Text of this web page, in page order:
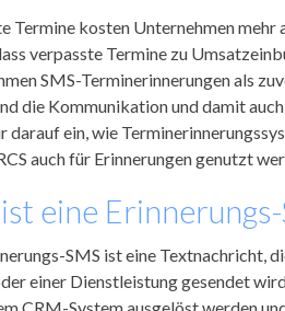
Termine kosten Unternehmen
verpasste Termine zu
SMS-Terminerinnerungen als
die Kommunikation und damit
darauf ein, wie
auch für Erinnerungen genutzt
eine Erinnerungs-
SMS ist eine Textnachricht,
einer Dienstleistung gesendet